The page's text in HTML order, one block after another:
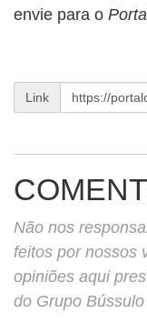
envie para o
Link
Não nos
feitos por nossos
opiniões aqui
do Grupo